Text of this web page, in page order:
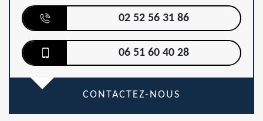
02 52 56 31 86
06 51 60 40 28
CONTACTEZ-NOUS